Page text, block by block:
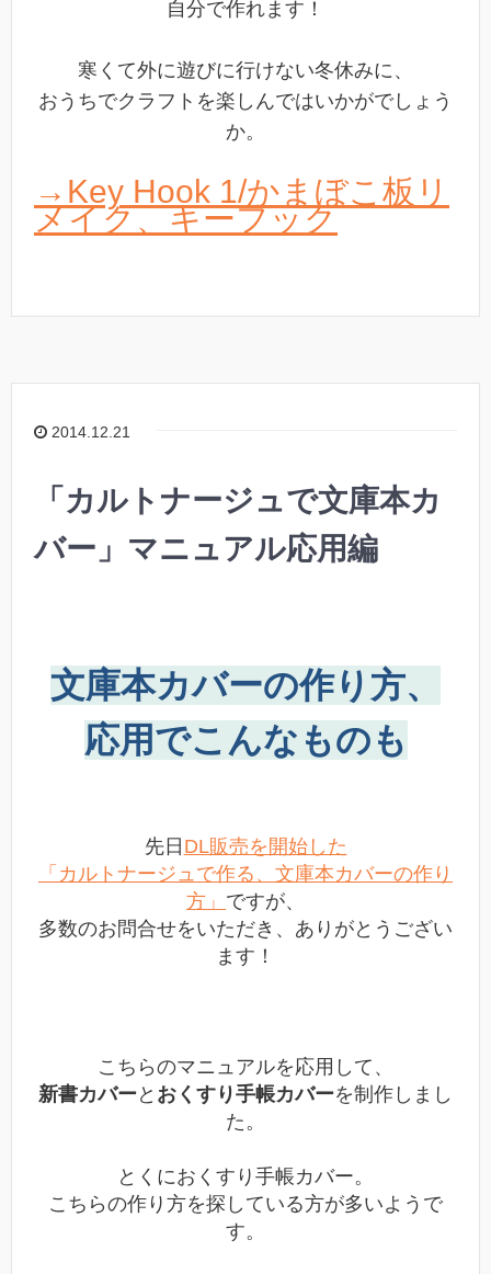
自分で作れます！
寒くて外に遊びに行けない冬休みに、
おうちでクラフトを楽しんではいかがでしょう
か。
→Key Hook 1/かまぼこ板リ
メイク、キーフック
2014.12.21
「カルトナージュで文庫本カ
バー」マニュアル応用編
文庫本カバーの作り方、
応用でこんなものも
先日 DL販売を開始した
「カルトナージュで作る、文庫本カバーの作り
方」 ですが、
多数のお問合せをいただき、ありがとうござい
ます！
こちらのマニュアルを応用して、
新書カバーと おくすり手帳カバーを制作しまし
た。
とくにおくすり手帳カバー。
こちらの作り方を探している方が多いようで
す。